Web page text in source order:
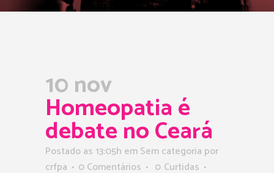
10 nov
Homeopatia é
debate no Ceará
Postado as 13:05h em Sem categoria por
crfpa
0 Comentários 0 Curtidas